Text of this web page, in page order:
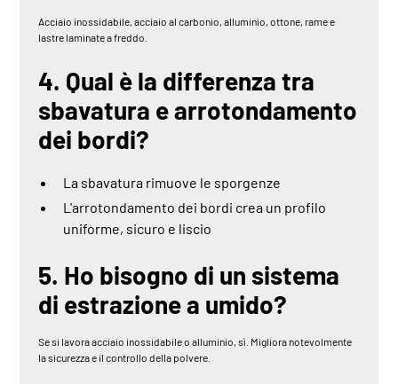
Acciaio inossidabile, acciaio al carbonio, alluminio, ottone, rame e
lastre laminate a freddo.
4. Qual è la differenza tra
sbavatura e arrotondamento
dei bordi?
La sbavatura rimuove le sporgenze
L'arrotondamento dei bordi crea un profilo
uniforme, sicuro e liscio
5. Ho bisogno di un sistema
di estrazione a umido?
Se si lavora acciaio inossidabile o alluminio, sì. Migliora notevolmente
la sicurezza e il controllo della polvere.